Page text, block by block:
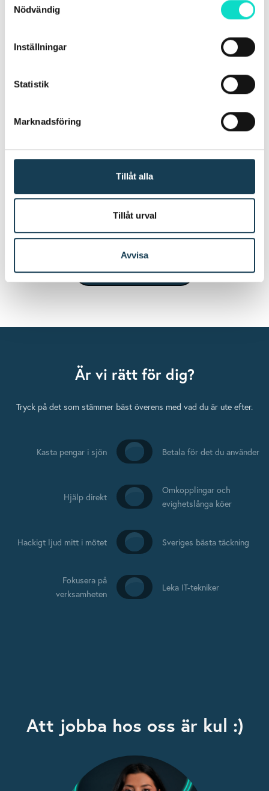
Nödvändig
Inställningar
Statistik
Marknadsföring
Tillåt alla
Tillåt urval
Avvisa
som täcker in alla tänkbara IT-lösningar.
Skräddarsydda lösningar
där vi alltid lyssnar på dig.
Mer om våra tjänster
Är vi rätt för dig?
Tryck på det som stämmer bäst överens med vad du är ute efter.
Kasta pengar i sjön Betala för det du använder
Hjälp direkt
Omkopplingar och
evighetslånga köer
Hackigt ljud mitt i mötet Sveriges bästa täckning
Fokusera på
verksamheten
Leka IT-tekniker
Telefon*
Att jobba hos oss är kul :)